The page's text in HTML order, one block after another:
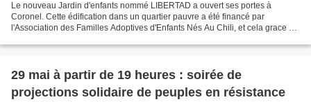
Le nouveau Jardin d'enfants nommé LIBERTAD a ouvert ses portes à
Coronel. Cette édification dans un quartier pauvre a été financé par
l'Association des Familles Adoptives d'Enfants Nés Au Chili, et cela grace à
29 mai à partir de 19 heures : soirée de
projection​s solidaire de peuples en résistance